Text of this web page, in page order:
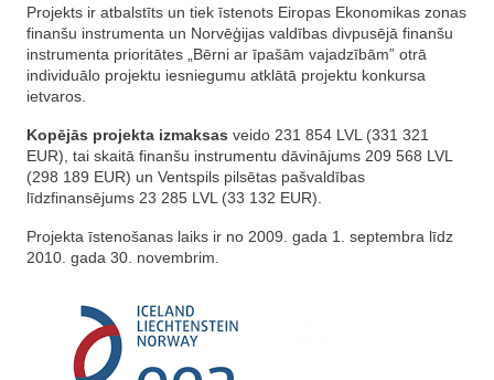
Projekts ir atbalstīts un tiek īstenots Eiropas Ekonomikas zonas
finanšu instrumenta un Norvēģijas valdības divpusējā finanšu
instrumenta prioritātes „Bērni ar īpašām vajadzībām” otrā
individuālo projektu iesniegumu atklātā projektu konkursa
ietvaros.
Kopējās projekta izmaksas veido 231 854 LVL (331 321
EUR), tai skaitā finanšu instrumentu dāvinājums 209 568 LVL
(298 189 EUR) un Ventspils pilsētas pašvaldības
līdzfinansējums 23 285 LVL (33 132 EUR).
Projekta īstenošanas laiks ir no 2009. gada 1. septembra līdz
2010. gada 30. novembrim.